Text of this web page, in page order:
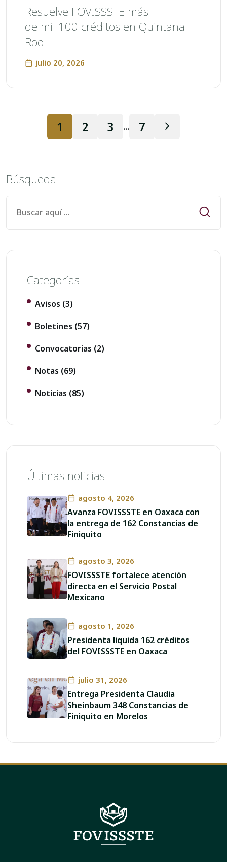
Resuelve FOVISSSTE más
de mil 100 créditos en Quintana
Roo
julio 20, 2026
1 2 3 ... 7
Búsqueda
Categorías
Avisos (3)
Boletines (57)
Convocatorias (2)
Notas (69)
Noticias (85)
Últimas noticias
agosto 4, 2026
Avanza FOVISSSTE en Oaxaca con
la entrega de 162 Constancias de
Finiquito
agosto 3, 2026
FOVISSSTE fortalece atención
directa en el Servicio Postal
Mexicano
agosto 1, 2026
Presidenta liquida 162 créditos
del FOVISSSTE en Oaxaca
julio 31, 2026
Entrega Presidenta Claudia
Sheinbaum 348 Constancias de
Finiquito en Morelos